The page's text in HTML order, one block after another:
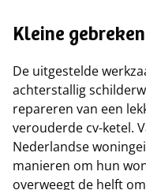
Kleine
De uitgestelde
achterstallig
repareren van een
verouderde cv-ketel.
Nederlandse
manieren om hun
overweegt de helft